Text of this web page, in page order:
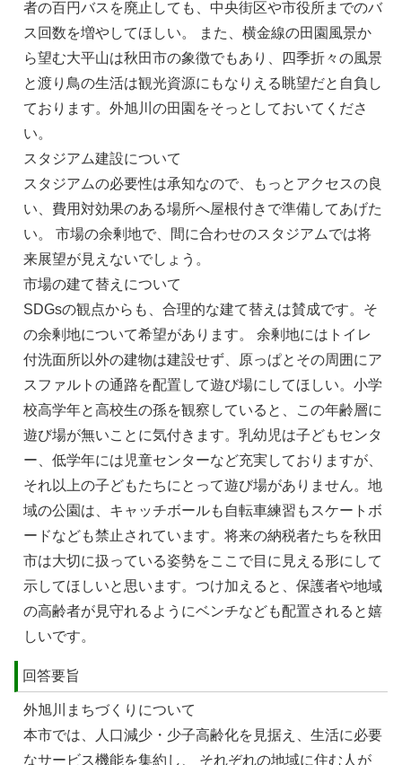
者の百円バスを廃⽌しても、中央街区や市役所までのバ
ス回数を増やしてほしい。 また、横⾦線の⽥園風景か
ら望む⼤平⼭は秋⽥市の象徴でもあり、四季折々の風景
と渡り⿃の⽣活は観光資源にもなりえる眺望だと⾃負し
ております。外旭川の⽥園をそっとしておいてくださ
い。
スタジアム建設について
スタジアムの必要性は承知なので、もっとアクセスの良
い、費⽤対効果のある場所へ屋根付きで準備してあげた
い。 市場の余剰地で、間に合わせのスタジアムでは将
来展望が⾒えないでしょう。
市場の建て替えについて
SDGsの観点からも、合理的な建て替えは賛成です。そ
の余剰地について希望があります。 余剰地にはトイレ
付洗⾯所以外の建物は建設せず、原っぱとその周囲にア
スファルトの通路を配置して遊び場にしてほしい。⼩学
校⾼学年と⾼校⽣の孫を観察していると、この年齢層に
遊び場が無いことに気付きます。乳幼児は⼦どもセンタ
ー、低学年には児童センターなど充実しておりますが、
それ以上の⼦どもたちにとって遊び場がありません。地
域の公園は、キャッチボールも⾃転⾞練習もスケートボ
ードなども禁⽌されています。将来の納税者たちを秋⽥
市は⼤切に扱っている姿勢をここで目に⾒える形にして
⽰してほしいと思います。つけ加えると、保護者や地域
の⾼齢者が⾒守れるようにベンチなども配置されると嬉
しいです。
回答要旨
外旭川まちづくりについて
本市では、人口減少・少子高齢化を見据え、生活に必要
なサービス機能を集約し、 それぞれの地域に住む人が